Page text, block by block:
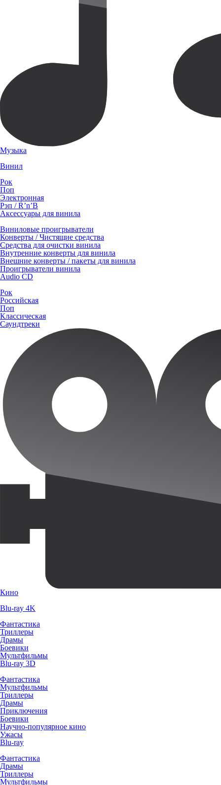
Музыка
Винил
Рок
Поп
Электронная
Рэп / R’n’B
Аксессуары для винила
Виниловые проигрыватели
Конверты / Чистящие средства
Средства для очистки винила
Внутренние конверты для винила
Внешние конверты / пакеты для винила
Проигрыватели винила
Audio CD
Рок
Российская
Поп
Классическая
Саундтреки
Кино
Blu-ray 4K
Фантастика
Триллеры
Драмы
Боевики
Мультфильмы
Blu-ray 3D
Фантастика
Мультфильмы
Триллеры
Драмы
Приключения
Боевики
Научно-популярное кино
Ужасы
Blu-ray
Фантастика
Драмы
Триллеры
Мультфильмы